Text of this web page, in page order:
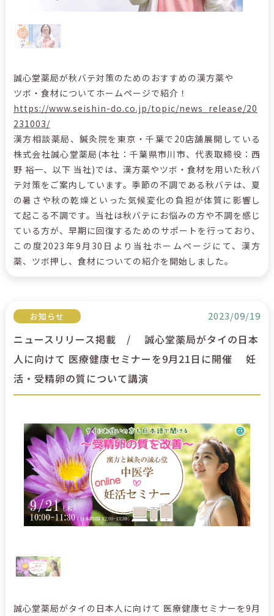
誠心堂薬局が秋バテ対策のためのおすすめの漢方薬や
ツボ・食材についてホームページで紹介！
https://www.seishin-do.co.jp/topic/news_release/20
231003/
漢方相談薬局、鍼灸院を東京・千葉で20店舗展開している
株式会社誠心堂薬局(本社：千葉県市川市、代表取締役：西
野 裕一、以下 当社)では、漢方薬やツボ・食材を用いた秋バ
テ対策をご案内しています。季節の不調である秋バテは、夏
の暑さや秋の乾燥といった気候変化の負担が体質に影響し
て起こる不調です。当社は秋バテにお悩みの方や不調を感じ
ている方が、早期に回復するためのサポートを行っており、
この度2023年9月30日より当社ホームページにて、漢方
薬、ツボ押し、食材についての紹介を開始しました。
お知らせ 2023/09/19
ニュースリリース掲載 / 誠心堂薬局がタイの日本
人に向けて 医療健康セミナーを9月21日に開催 妊
活・受精卵の質について講演
誠心堂薬局がタイの日本人に向けて 医療健康セミナーを9月